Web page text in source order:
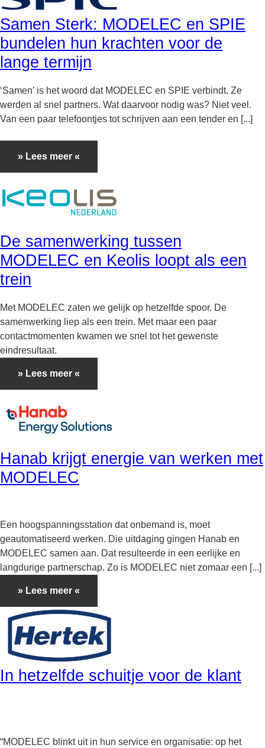
Samen Sterk: MODELEC en SPIE
bundelen hun krachten voor de
lange termijn
‘Samen’ is het woord dat MODELEC en SPIE verbindt. Ze
werden al snel partners. Wat daarvoor nodig was? Niet veel.
Van een paar telefoontjes tot schrijven aan een tender en [...]
» Lees meer «
De samenwerking tussen
MODELEC en Keolis loopt als een
trein
Met MODELEC zaten we gelijk op hetzelfde spoor. De
samenwerking liep als een trein. Met maar een paar
contactmomenten kwamen we snel tot het gewenste
eindresultaat.
» Lees meer «
Hanab krijgt energie van werken met
MODELEC
Een hoogspanningsstation dat onbemand is, moet
geautomatiseerd werken. Die uitdaging gingen Hanab en
MODELEC samen aan. Dat resulteerde in een eerlijke en
langdurige partnerschap. Zo is MODELEC niet zomaar een [...]
» Lees meer «
In hetzelfde schuitje voor de klant
“MODELEC blinkt uit in hun service en organisatie: op het